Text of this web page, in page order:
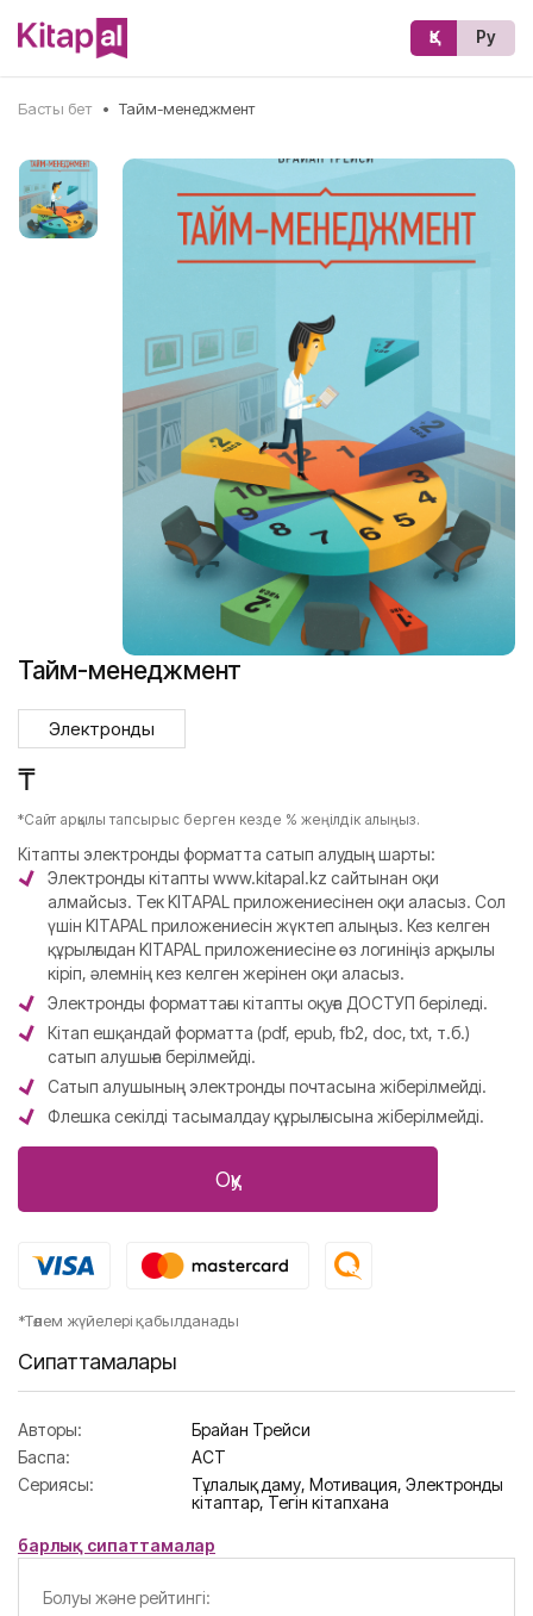
Қз Ру
Басты бет • Тайм-менеджмент
Тайм-менеджмент
Электронды
₸
*Сайт арқылы тапсырыс берген кезде % жеңілдік алыңыз.
Кітапты электронды форматта сатып алудың шарты:
Электронды кітапты www.kitapal.kz сайтынан оқи
алмайсыз. Тек KITAPAL приложениесінен оқи аласыз. Сол
үшін KITAPAL приложениесін жүктеп алыңыз. Кез келген
құрылғыдан KITAPAL приложениесіне өз логиніңіз арқылы
кіріп, әлемнің кез келген жерінен оқи аласыз.
Электронды форматтағы кітапты оқуға ДОСТУП беріледі.
Кітап ешқандай форматта (pdf, epub, fb2, doc, txt, т.б.)
сатып алушыға берілмейді.
Сатып алушының электронды почтасына жіберілмейді.
Флешка секілді тасымалдау құрылғысына жіберілмейді.
Оқу
*Төлем жүйелері қабылданады
Сипаттамалары
Авторы:
Брайан Трейси
Баспа:
АСТ
Сериясы:
Тұлғалық даму, Мотивация, Электронды
кітаптар, Тегін кітапхана
барлық сипаттамалар
Болуы және рейтингі: